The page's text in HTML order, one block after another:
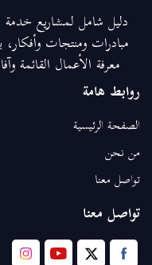
دليل شامل لمشاريع خدمة
مبادرات ومنتجات
معرفة الأعمال القائمة
روابط هامة
الصفحة الرئيسية
من نحن
تواصل معنا
تواصل معنا